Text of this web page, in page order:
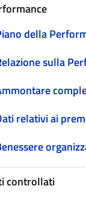
della
sulla
relativi ai
controllati